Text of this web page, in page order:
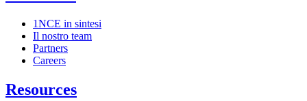
1NCE in sintesi
Il nostro team
Partners
Careers
Resources